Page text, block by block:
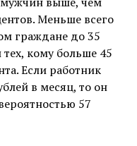
Меньше всего
граждане до 35
кому больше 45
Если работник
в месяц, то он
57